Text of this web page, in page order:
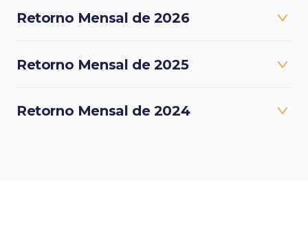
Retorno Mensal de 2026
Retorno Mensal de 2025
Retorno Mensal de 2024